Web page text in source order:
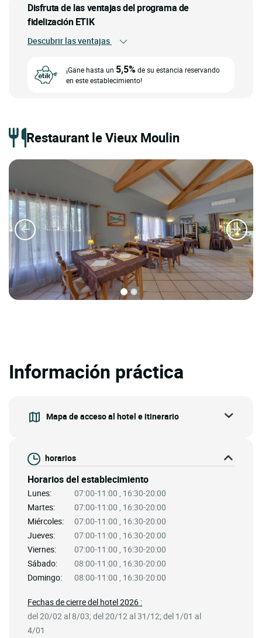
Disfruta de las ventajas del programa de
fidelización ETIK
Descubrir las ventajas
¡Gane hasta un 5,5%de su estancia reservando
en este establecimiento!
Restaurant le Vieux Moulin
Información práctica
Mapa de acceso al hotel e itinerario
horarios
Horarios del establecimiento
Lunes:
07:00-11:00 , 16:30-20:00
Martes:
07:00-11:00 , 16:30-20:00
Miércoles:
07:00-11:00 , 16:30-20:00
Jueves:
07:00-11:00 , 16:30-20:00
Viernes:
07:00-11:00 , 16:30-20:00
Sábado:
08:00-11:00 , 16:30-20:00
Domingo:
08:00-11:00 , 16:30-20:00
Fechas de cierre del hotel 2026 :
del 20/02 al 8/03; del 20/12 al 31/12; del 1/01 al
4/01